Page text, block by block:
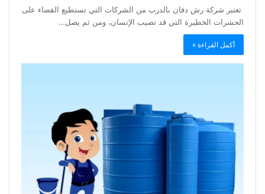
تعتبر شركة رش دفان بالدرب من الشركات التي تستطيع القضاء على
الحشرات الخطيرة التي قد تصيب الإنسان، ومن ثم يصل…
أكمل القراءة »